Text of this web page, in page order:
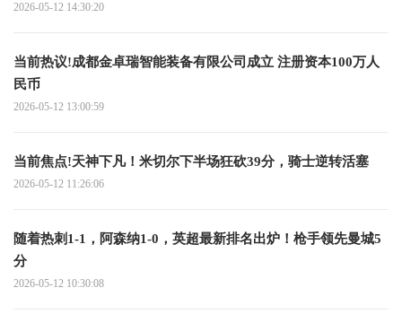
2026-05-12 14:30:20
当前热议!成都金卓瑞智能装备有限公司成立 注册资本100万人
民币
2026-05-12 13:00:59
当前焦点!天神下凡！米切尔下半场狂砍39分，骑士逆转活塞
2026-05-12 11:26:06
随着热刺1-1，阿森纳1-0，英超最新排名出炉！枪手领先曼城5
分
2026-05-12 10:30:08